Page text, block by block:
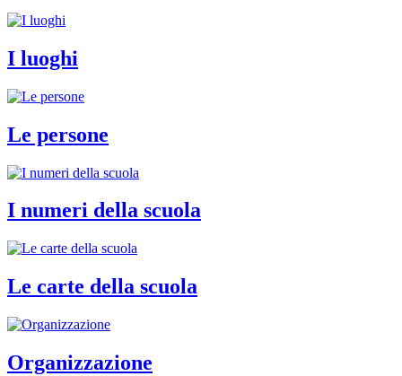
I luoghi
Le persone
I numeri della scuola
Le carte della scuola
Organizzazione